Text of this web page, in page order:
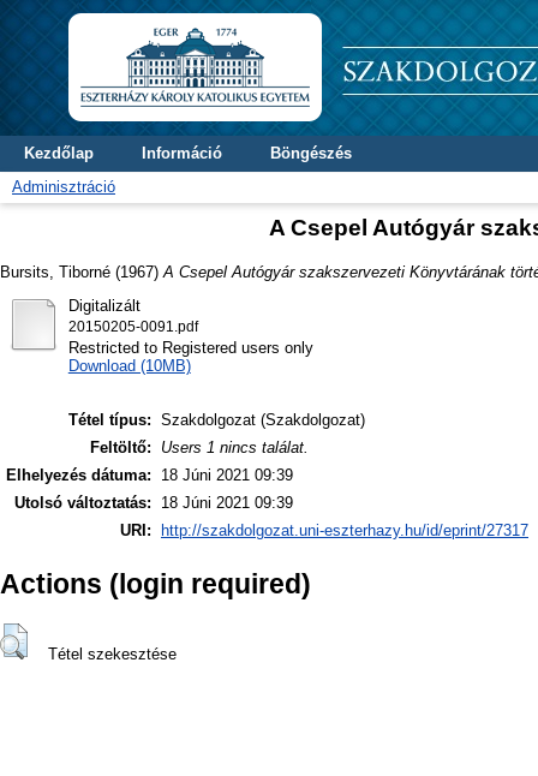
Kezdőlap Információ
Böngészés
Adminisztráció
A Csepel Autógyár
Bursits, Tiborné (1967) A Csepel Autógyár szakszervezeti Könyvtárának
Digitalizált
20150205-0091.pdf
Restricted to Registered users only
Download (10MB)
Tétel típus: Szakdolgozat (Szakdolgozat)
Feltöltő:
Users 1 nincs találat.
Elhelyezés dátuma:
18 Júni 2021 09:39
Utolsó változtatás:
18 Júni 2021 09:39
URI:
http://szakdolgozat.uni-eszterhazy.hu/id/eprint/27317
Actions (login required)
Tétel szekesztése